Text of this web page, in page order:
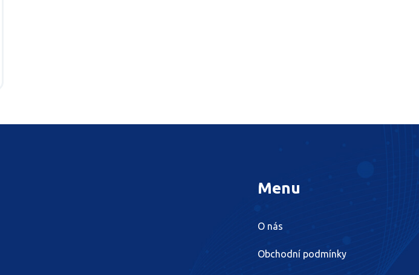
Menu
O nás
Obchodní podmínky